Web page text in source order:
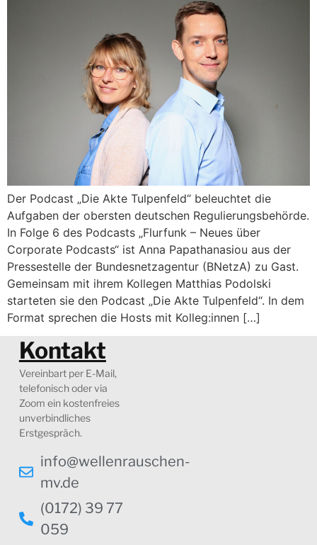
Der Podcast „Die Akte Tulpenfeld“ beleuchtet die
Aufgaben der obersten deutschen Regulierungsbehörde.
In Folge 6 des Podcasts „Flurfunk – Neues über
Corporate Podcasts“ ist Anna Papathanasiou aus der
Pressestelle der Bundesnetzagentur (BNetzA) zu Gast.
Gemeinsam mit ihrem Kollegen Matthias Podolski
starteten sie den Podcast „Die Akte Tulpenfeld“. In dem
Format sprechen die Hosts mit Kolleg:innen […]
Kontakt
Vereinbart per E-Mail,
telefonisch oder via
Zoom ein kostenfreies
unverbindliches
Erstgespräch.
info@wellenrauschen-
mv.de
(0172) 39 77
059